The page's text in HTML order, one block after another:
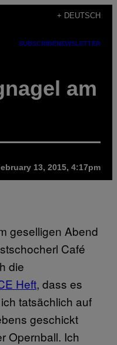
+ DEUTSCH
SUBSCRIBENEWSLETTER
am
13, 2015, 4:17pm
geselligen Abend
Café
die
Heft, dass es
tatsächlich auf
geschickt
Opernball. Ich